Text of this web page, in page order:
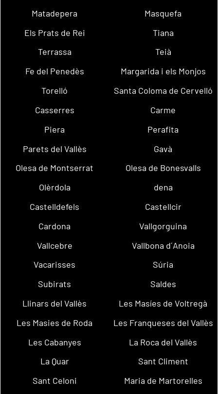
Matadepera
Masquefa
Els Prats de Rei
Tiana
Terrassa
Teià
Fe del Penedès
Margarida i els Monjos
Torelló
Santa Coloma de Cervelló
Casserres
Carme
Piera
Perafita
Parets del Vallès
Gavà
Olesa de Montserrat
Olesa de Bonesvalls
Olèrdola
dena
Castelldefels
Castellcir
Cardona
Vallgorguina
Vallcebre
Vallbona d´Anoia
Vacarisses
Súria
Subirats
Saldes
Llinars del Vallès
Les Masíes de Voltregà
Les Masies de Roda
Les Franqueses del Vallès
Les Cabanyes
La Roca del Vallès
La Quar
Sant Climent
Sant Celoni
Maria de Martorelles